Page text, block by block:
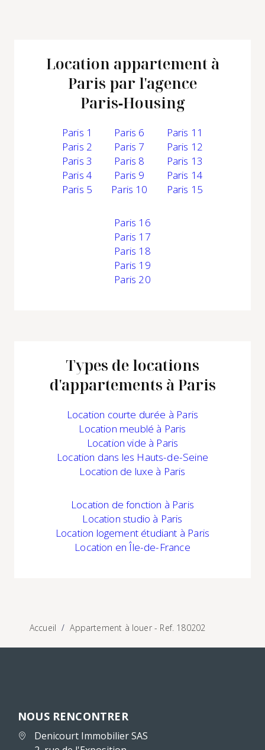
Location appartement à
Paris par l'agence
Paris‑Housing
Paris 1
Paris 2
Paris 3
Paris 4
Paris 5
Paris 6
Paris 7
Paris 8
Paris 9
Paris 10
Paris 11
Paris 12
Paris 13
Paris 14
Paris 15
Paris 16
Paris 17
Paris 18
Paris 19
Paris 20
Types de locations
d'appartements à Paris
Location courte durée à Paris
Location meublé à Paris
Locationvide à Paris
Location dans les Hauts-de-Seine
Location de luxe à Paris
Location de fonction à Paris
Location studio à Paris
Location logement étudiant à Paris
Location en Île-de-France
Accueil Appartement à louer - Ref. 180202
NOUS RENCONTRER
Denicourt Immobilier SAS